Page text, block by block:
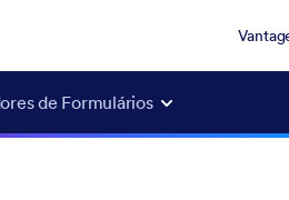
de Formulários